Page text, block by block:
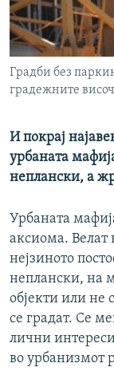
РСЕ веб
Градби без
градежните
И покрај
урбаната
неплански, а
Урбаната
аксиома. Велат
нејзиното
неплански, на
објекти или не
се градат. Се
лични
во урбанизмот